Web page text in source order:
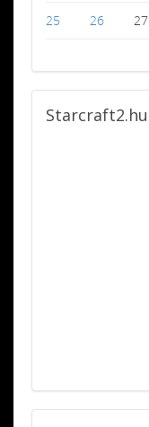
25 26 27
Starcraft2.hu